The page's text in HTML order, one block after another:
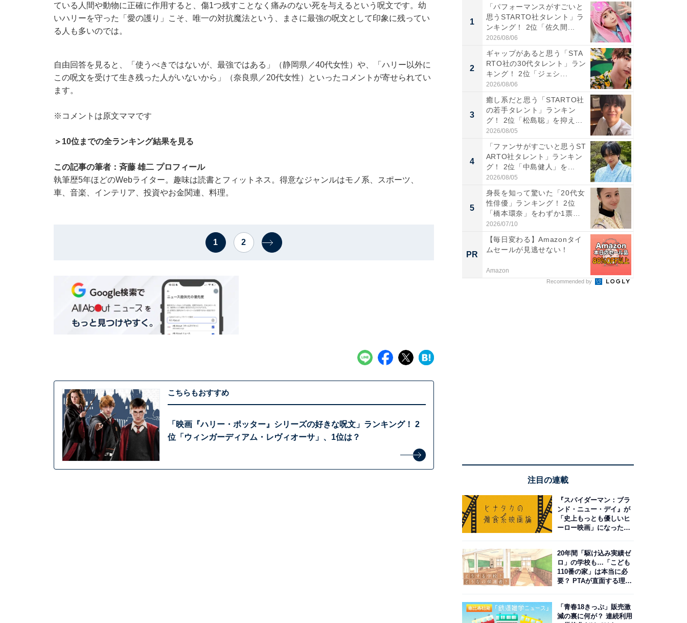
ている人間や動物に正確に作用すると、傷1つ残すことなく痛みのない死を与えるという呪文です。幼
いハリーを守った「愛の護り」こそ、唯一の対抗魔法という、まさに最強の呪文として印象に残ってい
る人も多いのでは。
自由回答を見ると、「使うべきではないが、最強ではある」（静岡県／40代女性）や、「ハリー以外に
この呪文を受けて生き残った人がいないから」（奈良県／20代女性）といったコメントが寄せられてい
ます。
※コメントは原文ママです
＞10位までの全ランキング結果を見る
この記事の筆者：斉藤 雄二 プロフィール
執筆歴5年ほどのWebライター。趣味は読書とフィットネス。得意なジャンルはモノ系、スポーツ、
車、音楽、インテリア、投資やお金関連、料理。
1 2
こちらもおすすめ
「映画『ハリー・ポッター』シリーズの好きな呪文」ランキング！ 2
位「ウィンガーディアム・レヴィオーサ」、1位は？
1
「パフォーマンスがすごいと
思うSTARTO社タレント」ラ
ンキング！ 2位「佐久間...
2026/08/06
2
ギャップがあると思う「STA
RTO社の30代タレント」ラン
キング！ 2位「ジェシ...
2026/08/06
3
癒し系だと思う「STARTO社
の若手タレント」ランキン
グ！ 2位「松島聡」を抑え...
2026/08/05
4
「ファンサがすごいと思うST
ARTO社タレント」ランキン
グ！ 2位「中島健人」を...
2026/08/05
5
身長を知って驚いた「20代女
性俳優」ランキング！ 2位
「橋本環奈」をわずか1票
差...
2026/07/10
PR
【毎日変わる】Amazonタイ
ムセールが見逃せない！
Amazon
Recommended by
注目の連載
『スパイダーマン：ブラ
ンド・ニュー・デイ』が
「史上もっとも優しいヒ
ーロー映画」になった理
20年間「駆け込み実績ゼ
ロ」の学校も…「こども
110番の家」は本当に必
要？ PTAが直面する理想
「青春18きっぷ」販売激
減の裏に何が？ 連続利用